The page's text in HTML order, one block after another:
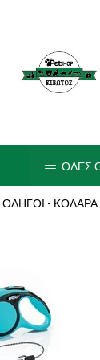
ΟΛΕΣ
ΟΔΗΓΟΙ - ΚΟΛΑΡΑ